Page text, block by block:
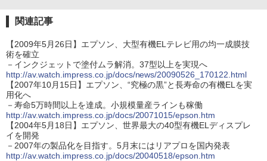
関連記事
【2009年5月26日】エプソン、大型有機ELテレビ用の均一成膜技
術を確立
－インクジェットで塗付ムラ解消。37型以上を実現へ
http://av.watch.impress.co.jp/docs/news/20090526_170122.html
【2007年10月15日】エプソン、“究極の黒”と長寿命の有機ELを実
用化へ
－寿命5万時間以上を達成。小規模量産ラインも稼働
http://av.watch.impress.co.jp/docs/20071015/epson.htm
【2004年5月18日】エプソン、世界最大の40型有機ELディスプレ
イを開発
－2007年の製品化を目指す。5月末にはリアプロを国内発表
http://av.watch.impress.co.jp/docs/20040518/epson.htm